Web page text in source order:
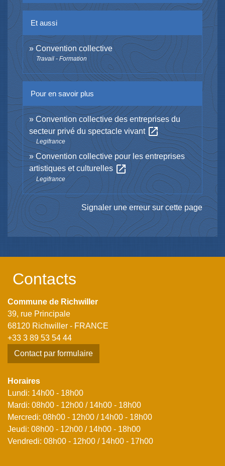
Et aussi
Convention collective
Travail - Formation
Pour en savoir plus
Convention collective des entreprises du
secteur privé du spectacle vivant open_in_new
Legifrance
Convention collective pour les entreprises
artistiques et culturellesopen_in_new
Legifrance
Signaler une erreur sur cette page
Contacts
Commune de Richwiller
39, rue Principale
68120 Richwiller - FRANCE
+33 3 89 53 54 44
Contact par formulaire
Horaires
Lundi: 14h00 - 18h00
Mardi: 08h00 - 12h00 / 14h00 - 18h00
Mercredi: 08h00 - 12h00 / 14h00 - 18h00
Jeudi: 08h00 - 12h00 / 14h00 - 18h00
Vendredi: 08h00 - 12h00 / 14h00 - 17h00